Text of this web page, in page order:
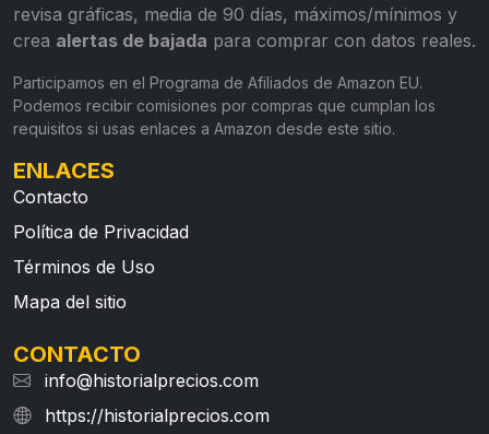
revisa gráficas, media de 90 días, máximos/mínimos y
crea alertas de bajada para comprar con datos reales.
Participamos en el Programa de Afiliados de Amazon EU.
Podemos recibir comisiones por compras que cumplan los
requisitos si usas enlaces a Amazon desde este sitio.
ENLACES
Contacto
Política de Privacidad
Términos de Uso
Mapa del sitio
CONTACTO
info@historialprecios.com
https://historialprecios.com